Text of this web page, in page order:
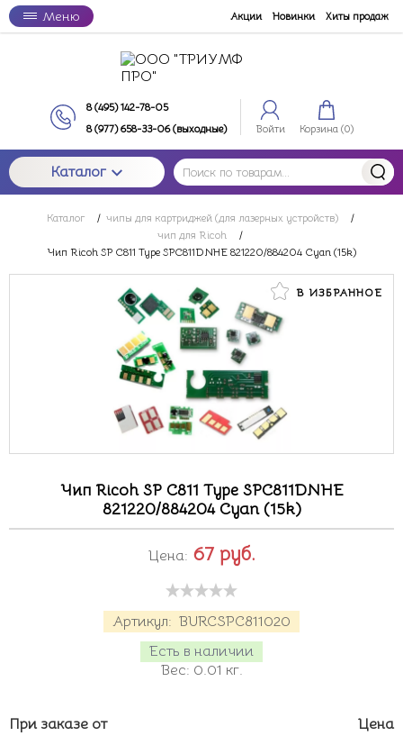
Меню Акции Новинки Хиты продаж
8 (495) 142-78-05
8 (977) 658-33-06 (выходные)
Войти Корзина (0)
Каталог
Каталог / чипы для картриджей (для лазерных устройств)
/
чип для Ricoh
/
Чип Ricoh SP C811 Type SPC811DNHE 821220/884204 Cyan (15k)
В ИЗБРАННОЕ
Чип Ricoh SP C811 Type SPC811DNHE
821220/884204 Cyan (15k)
Артикул: BURCSPC811020
Есть в наличии
Вес: 0.01 кг.
Цена: 67 руб.
При заказе от
Цена